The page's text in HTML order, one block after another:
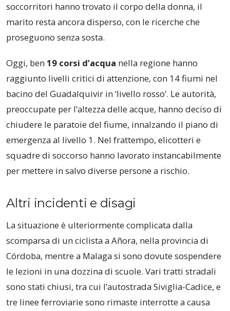
soccorritori hanno trovato il corpo della donna, il
marito resta ancora disperso, con le ricerche che
proseguono senza sosta.
Oggi, ben19 corsi d’acqua nella regione hanno
raggiunto livelli critici di attenzione, con 14 fiumi nel
bacino del Guadalquivir in ‘livello rosso’. Le autorità,
preoccupate per l’altezza delle acque, hanno deciso di
chiudere le paratoie del fiume, innalzando il piano di
emergenza al livello 1. Nel frattempo, elicotteri e
squadre di soccorso hanno lavorato instancabilmente
per mettere in salvo diverse persone a rischio.
Altri incidenti e disagi
La situazione è ulteriormente complicata dalla
scomparsa di un ciclista a Añora, nella provincia di
Córdoba, mentre a Malaga si sono dovute sospendere
le lezioni in una dozzina di scuole. Vari tratti stradali
sono stati chiusi, tra cui l’autostrada Siviglia-Cadice, e
tre linee ferroviarie sono rimaste interrotte a causa